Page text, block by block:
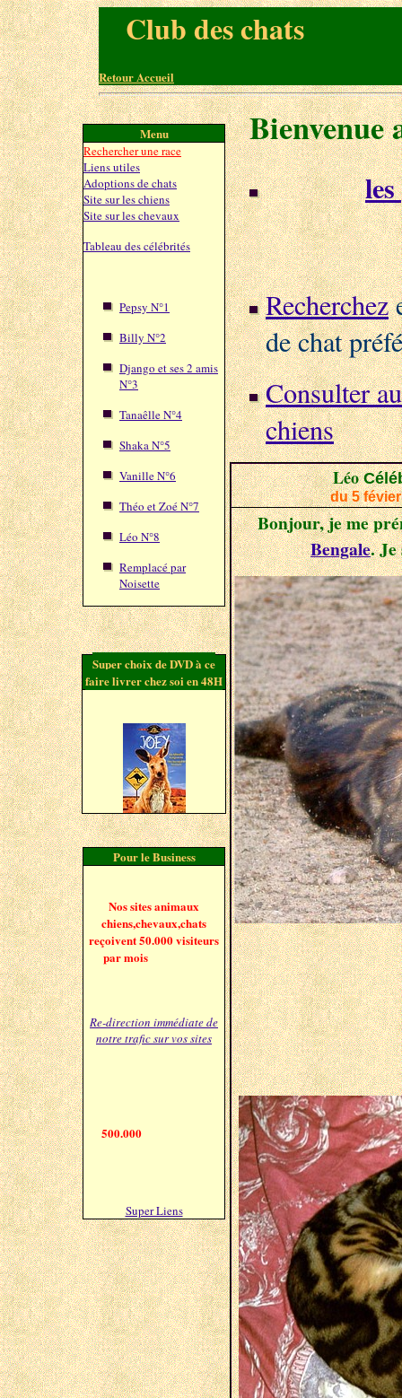
Club des chats
Retour Accueil
Menu
Rechercher une race
Liens utiles
Adoptions de chats
Site sur les chiens
Site sur les chevaux
Tableau des célébrités
Pepsy N°1
Billy N°2
Django et ses 2 amis
N°3
Tanaêlle N°4
Shaka N°5
Vanille N°6
Théo et Zoé N°7
Léo N°8
Remplacé par
Noisette
Super choix de DVD à ce
faire livrer chez soi en 48H
Pour le Business
Nossites animaux
chiens,chevaux,chats
reçoivent 50.000 visiteurs
par mois
Re-direction immédiate de
notre trafic sur vos sites
500.000
Super Liens
Bienvenue
Consultez
vous
ou acheter un
Recherchez
de chat
Consulter
chiens
Léo
du 5
Bonjour, je me
Bengale.
Je vie dans les Hauts de
papier
Je joue aussi avec l'eau
regarder les
Mon plat préféré : les